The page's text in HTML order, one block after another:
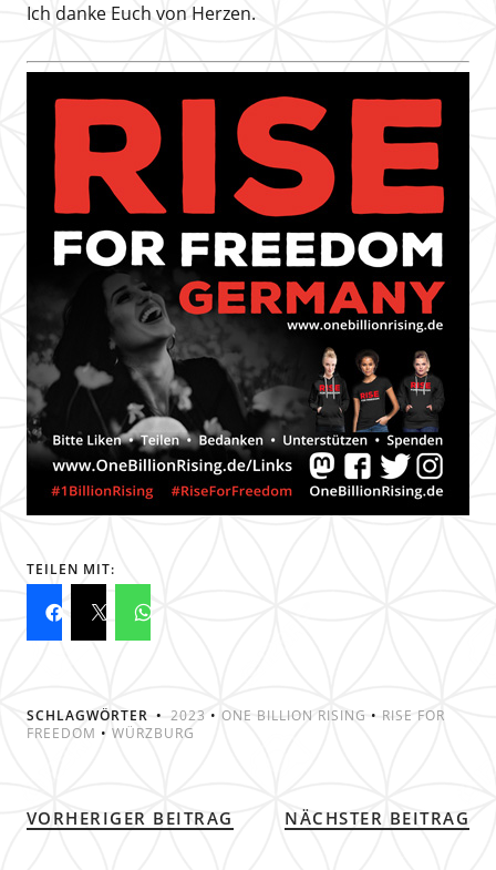
Ich danke Euch von Herzen.
TEILEN MIT:
SCHLAGWÖRTER 2023 • ONE BILLION RISING • RISE FOR
FREEDOM • WÜRZBURG
VORHERIGER BEITRAG NÄCHSTER BEITRAG